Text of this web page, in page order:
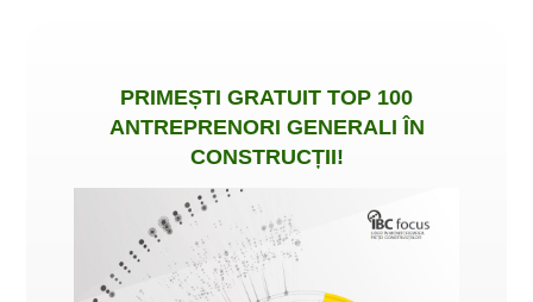
PRIMEȘTI GRATUIT TOP 100
ANTREPRENORI GENERALI ÎN
CONSTRUCȚII!